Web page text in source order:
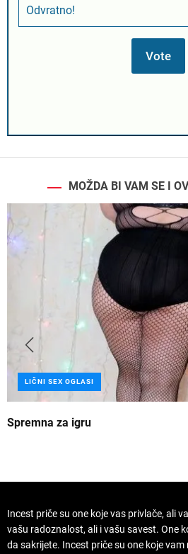
Odvratno!
MOŽDA BI VAM SE I
LIČNI SEX OGLASI
Spremna za igru
Incest priče su one koje vas privlače, ali
vašu radoznalost, ali i vašu savest. One
da sakrijete. Incest priče su one koje